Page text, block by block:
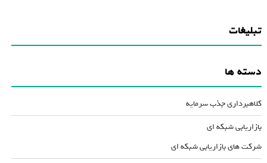
تبلیغات
دسته ها
کلاهبرداری جذب سرمایه
بازاریابی شبکه ای
شرکت های بازاریابی شبکه ای